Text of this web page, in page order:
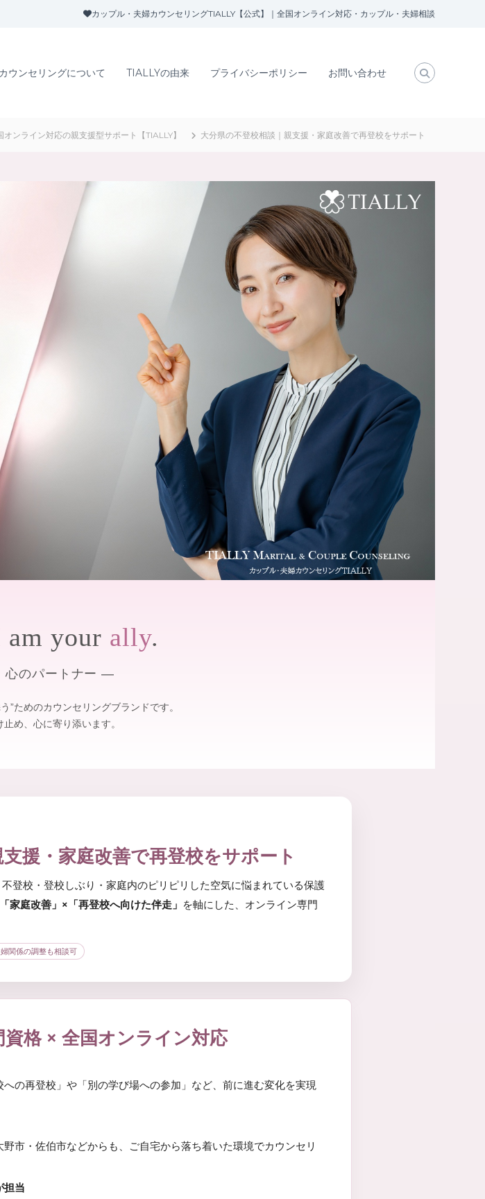
カップル・夫婦カウンセリングTIALLY【公式】｜全国オンライン対応・カップル・夫婦相談
カウンセリングについて TIALLYの由来 プライバシーポリシー お問い合わせ
ンライン対応の親支援型サポート【TIALLY】 大分県の不登校相談｜親支援・家庭改善で再登校をサポート
am your ally.
心のパートナー ―
”ためのカウンセリングブランドです。
め、心に寄り添います。
援・家庭改善で再登校をサポート
登校・登校しぶり・家庭内のピリピリした空気に悩まれている保護
家庭改善」×「再登校へ向けた伴走」 を軸にした、オンライン専門
関係の調整も相談可
格 × 全国オンライン対応
の再登校」や「別の学び場への参加」など、前に進む変化を実現
市・佐伯市などからも、ご自宅から落ち着いた環境でカウンセリ
担当